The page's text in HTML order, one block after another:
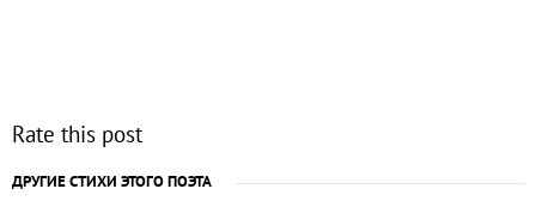
Rate this post
ДРУГИЕ СТИХИ ЭТОГО ПОЭТА